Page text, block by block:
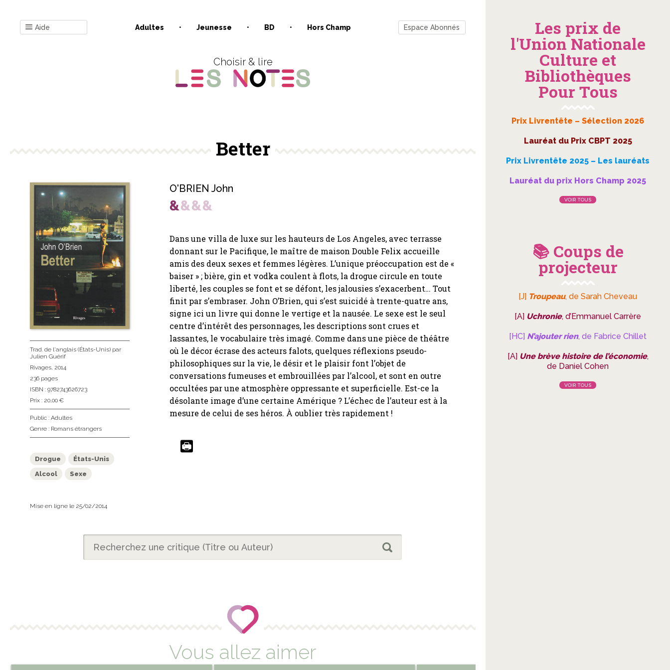
Aide Adultes Jeunesse BD Hors Champ Espace Abonnés
Choisir & lire
Better
O'BRIEN John
Dans une villa de luxe sur les hauteurs de Los Angeles, avec terrasse
donnant sur le Pacifique, le maître de maison Double Felix accueille
amis des deux sexes et femmes légères. L’unique préoccupation est de «
baiser » ; bière, gin et vodka coulent à flots, la drogue circule en toute
liberté, les couples se font et se défont, les jalousies s’exacerbent… Tout
finit par s’embraser. John O’Brien, qui s’est suicidé à trente-quatre ans,
signe ici un livre qui donne le vertige et la nausée. Le sexe est le seul
centre d’intérêt des personnages, les descriptions sont crues et
lassantes, le vocabulaire très imagé. Comme dans une pièce de théâtre
où le décor écrase des acteurs falots, quelques réflexions pseudo-
philosophiques sur la vie, le désir et le plaisir font l’objet de
conversations fumeuses et embrouillées par l’alcool, et sont en outre
occultées par une atmosphère oppressante et superficielle. Est-ce la
désolante image d’une certaine Amérique ? L’échec de l’auteur est à la
mesure de celui de ses héros. À oublier très rapidement !
Trad. de l'anglais (États-Unis) par
Julien Guérif
Rivages, 2014
236 pages
ISBN : 9782743626723
Prix : 20,00 €
Public : Adultes
Genre : Romans étrangers
Drogue
États-Unis
Alcool
Sexe
Mise en ligne le 25/02/2014
Vous allez aimer
Les prix de
l'Union Nationale
Culture et
Bibliothèques
Pour Tous
Prix Livrentête – Sélection 2026
Lauréat du Prix CBPT 2025
Prix Livrentête 2025 – Les lauréats
Lauréat du prix Hors Champ 2025
VOIR TOUS
📚 Coups de
projecteur
[J] Troupeau, de Sarah Cheveau
[A] Uchronie, d’Emmanuel Carrère
[HC] N’ajouter rien, de Fabrice Chillet
[A] Une brève histoire de l’économie,
de Daniel Cohen
VOIR TOUS